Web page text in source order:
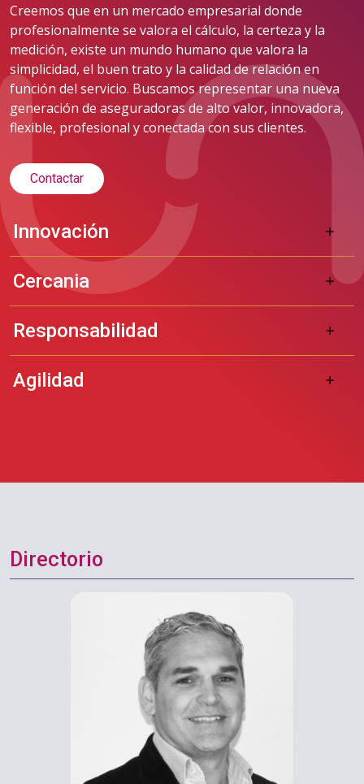
Creemos que en un mercado empresarial donde
profesionalmente se valora el cálculo, la certeza y la
medición, existe un mundo humano que valora la
simplicidad, el buen trato y la calidad de relación en
función del servicio. Buscamos representar una nueva
generación de aseguradoras de alto valor, innovadora,
flexible, profesional y conectada con sus clientes.
Contactar
Innovación
Cercania
Responsabilidad
Agilidad
Directorio